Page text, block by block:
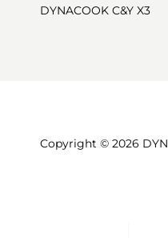
DYNACOOK C&Y X3
Copyright © 2026